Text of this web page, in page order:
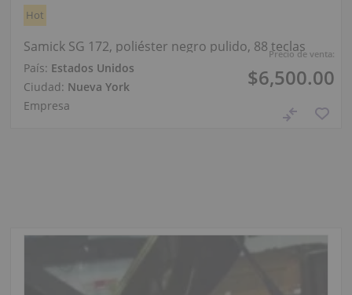
Precio de venta:
$6,500.00
Hot
Samick SG 172, poliéster negro pulido, 88 teclas
País: Estados Unidos
Ciudad: Nueva York
Empresa